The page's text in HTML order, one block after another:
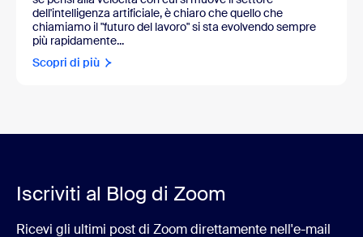
dell'intelligenza artificiale, è chiaro che quello che
chiamiamo il "futuro del lavoro" si sta evolvendo sempre
più rapidamente...
Scopri di più
Iscriviti al Blog di Zoom
Ricevi gli ultimi post di Zoom direttamente nell'e-mail